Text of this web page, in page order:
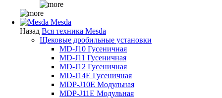
Mesda
Назад Вся техника Mesda
Щековые дробильные установки
MD-J10 Гусеничная
MD-J11 Гусеничная
MD-J12 Гусеничная
MD-J14E Гусеничная
MDP-J10E Модульная
MDP-J11E Модульная